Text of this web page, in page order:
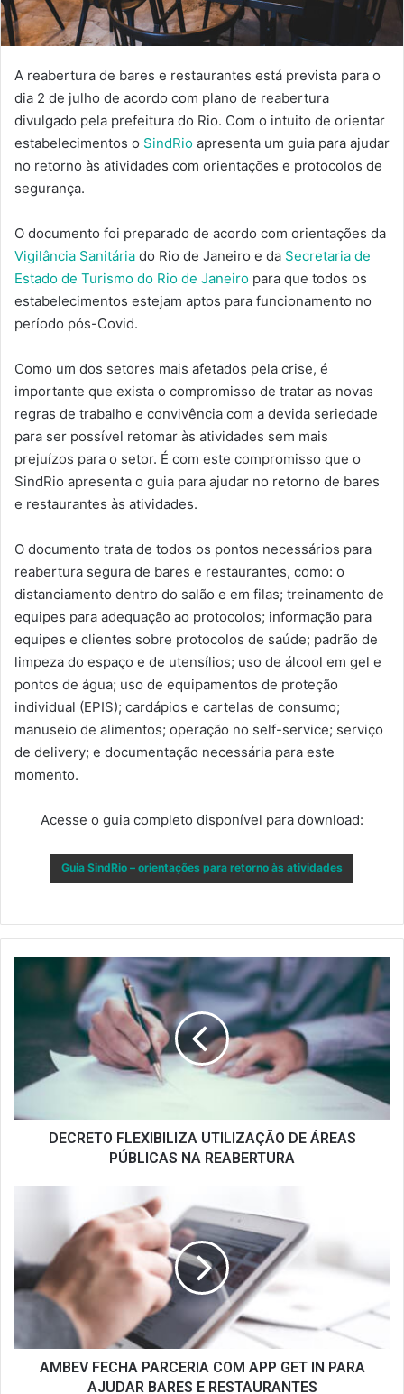
A reabertura de bares e restaurantes está prevista para o
dia 2 de julho de acordo com plano de reabertura
divulgado pela prefeitura do Rio. Com o intuito de orientar
estabelecimentos o SindRio apresenta um guia para ajudar
no retorno às atividades com orientações e protocolos de
segurança.
O documento foi preparado de acordo com orientações da
Vigilância Sanitária do Rio de Janeiro e da Secretaria de
Estado de Turismo do Rio de Janeiro para que todos os
estabelecimentos estejam aptos para funcionamento no
período pós-Covid.
Como um dos setores mais afetados pela crise, é
importante que exista o compromisso de tratar as novas
regras de trabalho e convivência com a devida seriedade
para ser possível retomar às atividades sem mais
prejuízos para o setor. É com este compromisso que o
SindRio apresenta o guia para ajudar no retorno de bares
e restaurantes às atividades.
O documento trata de todos os pontos necessários para
reabertura segura de bares e restaurantes, como: o
distanciamento dentro do salão e em filas; treinamento de
equipes para adequação ao protocolos; informação para
equipes e clientes sobre protocolos de saúde; padrão de
limpeza do espaço e de utensílios; uso de álcool em gel e
pontos de água; uso de equipamentos de proteção
individual (EPIS); cardápios e cartelas de consumo;
manuseio de alimentos; operação no self-service; serviço
de delivery; e documentação necessária para este
momento.
Acesse o guia completo disponível para download:
Guia SindRio – orientações para retorno às atividades
DECRETO
UTILIZAÇÃO
PÚBLICAS
REABERTURA
DECRETO FLEXIBILIZA UTILIZAÇÃO DE ÁREAS
PÚBLICAS NA REABERTURA
COM
APP
GET
AJUDAR
BARESAMBEV FECHA PARCERIA COM APP GET IN PARA
AJUDAR BARES E RESTAURANTES